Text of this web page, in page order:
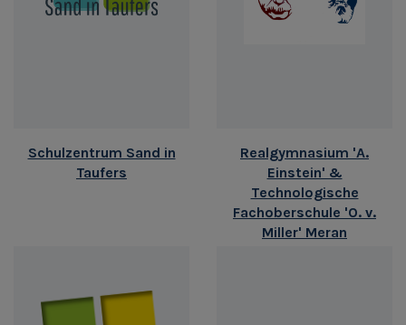
Schulzentrum Sand in
Taufers
Realgymnasium 'A.
Einstein' &
Technologische
Fachoberschule 'O. v.
Miller' Meran